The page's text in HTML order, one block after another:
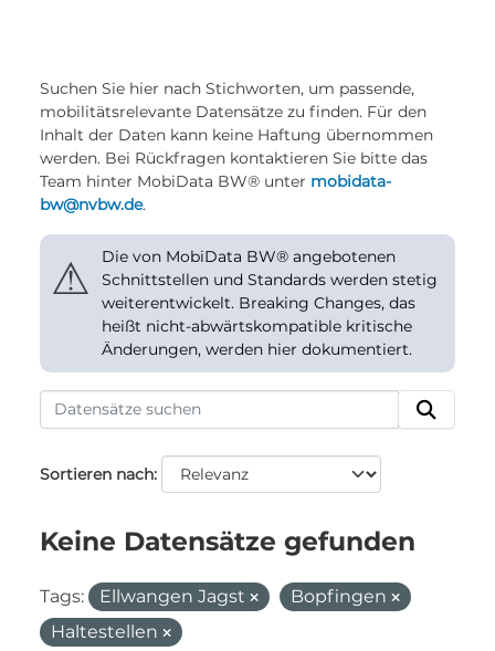
Suchen Sie hier nach Stichworten, um passende,
mobilitätsrelevante Datensätze zu finden. Für den
Inhalt der Daten kann keine Haftung übernommen
werden. Bei Rückfragen kontaktieren Sie bitte das
Team hinter MobiData BW® unter mobidata-
bw@nvbw.de.
⚠
Die von MobiData BW® angebotenen
Schnittstellen und Standards werden stetig
weiterentwickelt. Breaking Changes, das
heißt nicht-abwärtskompatible kritische
Änderungen, werden hier dokumentiert.
Sortieren nach
Keine Datensätze gefunden
Tags: Ellwangen Jagst
Bopfingen
Haltestellen